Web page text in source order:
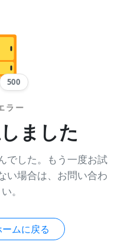
500
ラー
ました
でした。もう一度お試
い場合は、お問い合わ
。
ムに戻る